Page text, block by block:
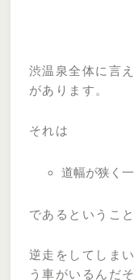
渋温泉全体に言
があります。
それは
道幅が狭く
であるということ
逆走をしてしま
う車がいるんだ